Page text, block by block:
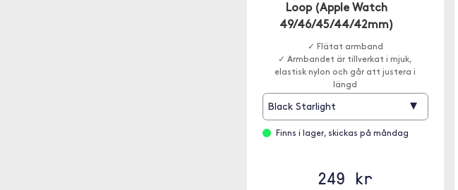
Loop (Apple Watch
49/46/45/44/42mm)
✓ Flätat armband
✓ Armbandet är tillverkat i mjuk,
elastisk nylon och går att justera i
längd
Black Starlight ▾
Finns i lager, skickas på måndag
249 kr